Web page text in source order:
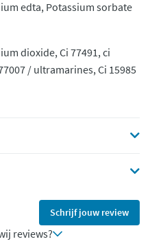
edta, Potassium sorbate
dioxide, Ci 77491, ci
/ ultramarines, Ci 15985
Schrijf jouw review
reviews?